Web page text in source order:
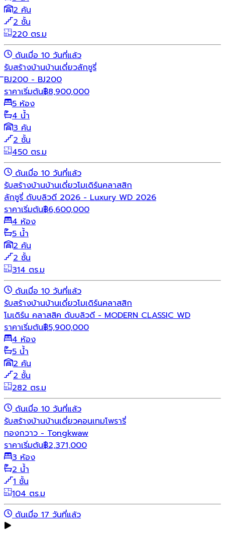
2 คัน
2 ชั้น
220 ตร.ม
ดันเมื่อ 10 วันที่แล้ว
รับสร้างบ้านบ้านเดี่ยวลักชูรี่
ิBJ200 - BJ200
ราคาเริ่มต้น฿8,900,000
5 ห้อง
4 น้ำ
3 คัน
2 ชั้น
450 ตร.ม
ดันเมื่อ 10 วันที่แล้ว
รับสร้างบ้านบ้านเดี่ยวโมเดิร์นคลาสสิก
ลักชูรี่ ดับบลิวดี 2026 - Luxury WD 2026
ราคาเริ่มต้น฿6,600,000
4 ห้อง
5 น้ำ
2 คัน
2 ชั้น
314 ตร.ม
ดันเมื่อ 10 วันที่แล้ว
รับสร้างบ้านบ้านเดี่ยวโมเดิร์นคลาสสิก
โมเดิร์น คลาสสิค ดับบลิวดี - MODERN CLASSIC WD
ราคาเริ่มต้น฿5,900,000
4 ห้อง
5 น้ำ
2 คัน
2 ชั้น
282 ตร.ม
ดันเมื่อ 10 วันที่แล้ว
รับสร้างบ้านบ้านเดี่ยวคอนเทมโพรารี่
ทองกวาว - Tongkwaw
ราคาเริ่มต้น฿2,371,000
3 ห้อง
2 น้ำ
1 ชั้น
104 ตร.ม
ดันเมื่อ 17 วันที่แล้ว